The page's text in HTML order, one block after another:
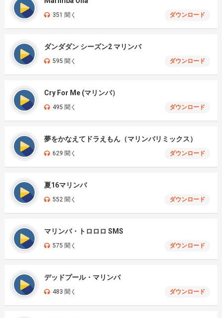
351 聞く ダウンロード
ダンダダン シーズン2 マリンバ
595 聞く ダウンロード
Cry For Me (マリンバ）
495 聞く ダウンロード
夢をかなえてドラえもん（マリンバリミックス）
629 聞く ダウンロード
夏16マリンバ
552 聞く ダウンロード
マリンバ・トロロロ SMS
575 聞く ダウンロード
デッドプール・マリンバ
483 聞く ダウンロード